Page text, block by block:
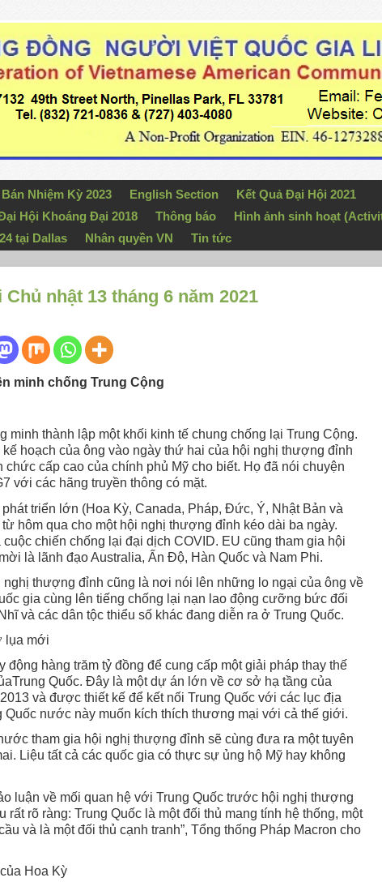
Nhiệm Kỳ 2023 English Section
Kết Quả Đại Hội 2021
Hội Khoáng Đại 2018
Thông báo Hình ảnh sinh hoạt
tại Dallas Nhân quyền VN Tin tức
nhật 13 tháng 6 năm 2021
minh chống Trung Cộng
minh thành lập một khối kinh tế chung chống lại Trung Cộng.
hoạch của ông vào ngày thứ hai của hội nghị thượng đỉnh
cấp cao của chính phủ Mỹ cho biết. Họ đã nói chuyện
với các hãng truyền thông có mặt.
triển lớn (Hoa Kỳ, Canada, Pháp, Đức, Ý, Nhật Bản và
hôm qua cho một hội nghị thượng đỉnh kéo dài ba ngày.
chiến chống lại đại dịch COVID. EU cũng tham gia hội
là lãnh đạo Australia, Ấn Độ, Hàn Quốc và Nam Phi.
thượng đỉnh cũng là nơi nói lên những lo ngại của ông về
gia cùng lên tiếng chống lại nạn lao động cưỡng bức đối
và các dân tộc thiểu số khác đang diễn ra ở Trung Quốc.
lụa mới
động hàng trăm tỷ đồng để cung cấp một giải pháp thay thế
Quốc. Đây là một dự án lớn về cơ sở hạ tầng của
và được thiết kế để kết nối Trung Quốc với các lục địa
Quốc nước này muốn kích thích thương mại với cả thế giới.
tham gia hội nghị thượng đỉnh sẽ cùng đưa ra một tuyên
Liệu tất cả các quốc gia có thực sự ủng hộ Mỹ hay không
luận về mối quan hệ với Trung Quốc trước hội nghị thượng
rất rõ ràng: Trung Quốc là một đối thủ mang tính hệ thống, một
và là một đối thủ cạnh tranh”, Tổng thống Pháp Macron cho
Hoa Kỳ